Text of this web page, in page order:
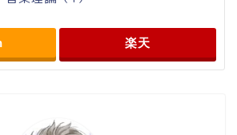
楽天